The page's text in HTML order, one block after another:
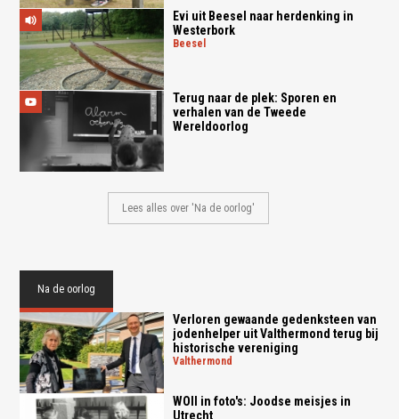
Evi uit Beesel naar herdenking in
Westerbork
beesel
Terug naar de plek: Sporen en
verhalen van de Tweede
Wereldoorlog
Lees alles over 'Na de oorlog'
Na de oorlog
Verloren gewaande gedenksteen van
jodenhelper uit Valthermond terug bij
historische vereniging
valthermond
WOII in foto's: Joodse meisjes in
Utrecht